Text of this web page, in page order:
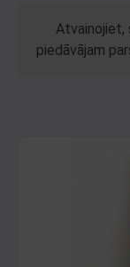
Atvainojiet,
piedāvājam